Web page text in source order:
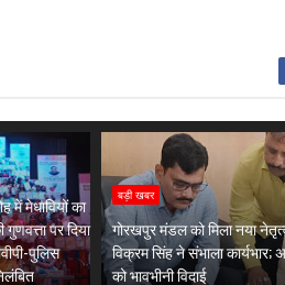
में मेधावियों का
पर दिया
पुलिस
बड़ी खबर
गोरखपुर मंडल को मिला नया
विक्रम सिंह ने संभाला कार्यभार;
को भावभीनी विदाई